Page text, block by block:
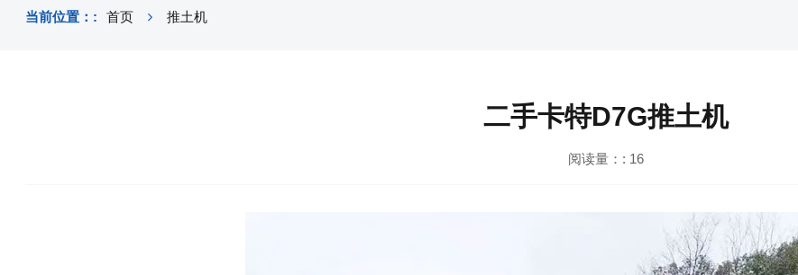
当前位置：: 首页 推土机
二手卡特D7G推土机
阅读量：: 16